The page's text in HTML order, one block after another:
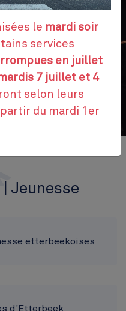
| Jeunesse
etterbeekoises
d'Etterbeek
le mardi soir
services
en juillet
7 juillet et 4
selon leurs
du mardi 1er